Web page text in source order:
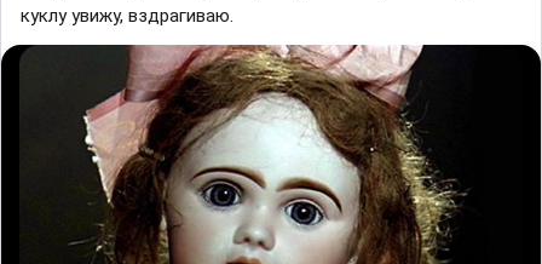
куклу увижу, вздрагиваю.